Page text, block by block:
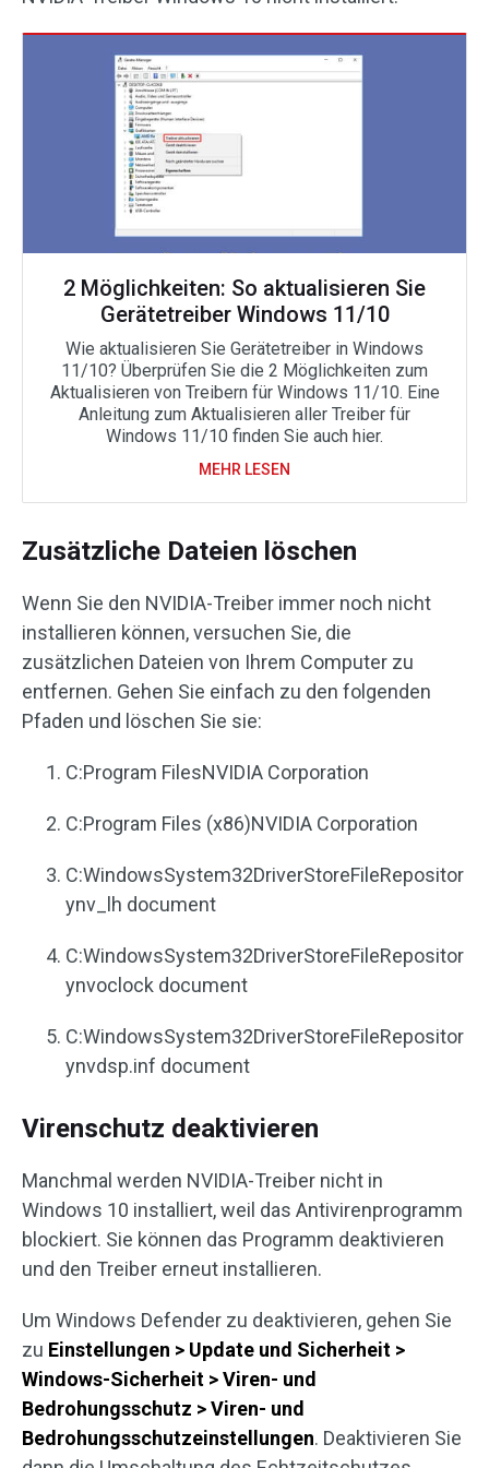
2 Möglichkeiten: So aktualisieren Sie
Gerätetreiber Windows 11/10
Wie aktualisieren Sie Gerätetreiber in Windows
11/10? Überprüfen Sie die 2 Möglichkeiten zum
Aktualisieren von Treibern für Windows 11/10. Eine
Anleitung zum Aktualisieren aller Treiber für
Windows 11/10 finden Sie auch hier.
MEHR LESEN
Zusätzliche Dateien löschen
Wenn Sie den NVIDIA-Treiber immer noch nicht
installieren können, versuchen Sie, die
zusätzlichen Dateien von Ihrem Computer zu
entfernen. Gehen Sie einfach zu den folgenden
Pfaden und löschen Sie sie:
C:Program FilesNVIDIA Corporation
C:Program Files (x86)NVIDIA Corporation
C:WindowsSystem32DriverStoreFileRepositor
ynv_lh document
C:WindowsSystem32DriverStoreFileRepositor
ynvoclock document
C:WindowsSystem32DriverStoreFileRepositor
ynvdsp.inf document
Virenschutz deaktivieren
Manchmal werden NVIDIA-Treiber nicht in
Windows 10 installiert, weil das Antivirenprogramm
blockiert. Sie können das Programm deaktivieren
und den Treiber erneut installieren.
Um Windows Defender zu deaktivieren, gehen Sie
zu Einstellungen > Update und Sicherheit >
Windows-Sicherheit > Viren- und
Bedrohungsschutz > Viren- und
Bedrohungsschutzeinstellungen. Deaktivieren Sie